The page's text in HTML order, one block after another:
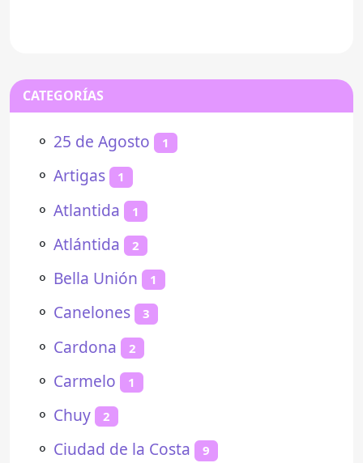
CATEGORÍAS
⚬ 25 de Agosto 1
⚬ Artigas 1
⚬ Atlantida 1
⚬ Atlántida 2
⚬ Bella Unión 1
⚬ Canelones 3
⚬ Cardona 2
⚬ Carmelo 1
⚬ Chuy 2
⚬ Ciudad de la Costa 9